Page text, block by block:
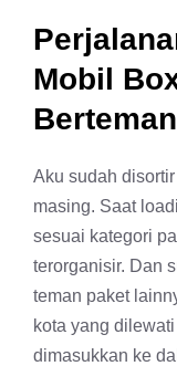
Mobil
Aku sudah
masing. Saat
sesuai kategori
terorganisir. Dan
teman paket
kota yang
dimasukkan ke